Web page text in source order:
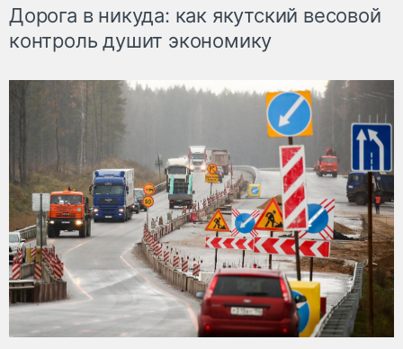
Дорога в никуда: как якутский весовой
контроль душит экономику